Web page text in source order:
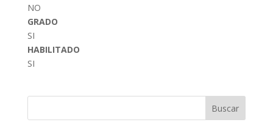
NO
GRADO
SI
HABILITADO
SI
Buscar